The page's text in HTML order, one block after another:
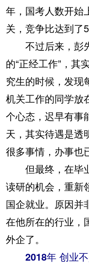
年，国考人数开始
关，竞争比达到了
不过后来，彭
的“正经工作”，其
究生的时候，发现
机关工作的同学放
个心态，迟早有事
天，其实待遇是透
很多事情，办事也
但最终，在毕
读研的机会，重新
国企就业。原因并
在他所在的行业，
外企了。
2018年 创业不